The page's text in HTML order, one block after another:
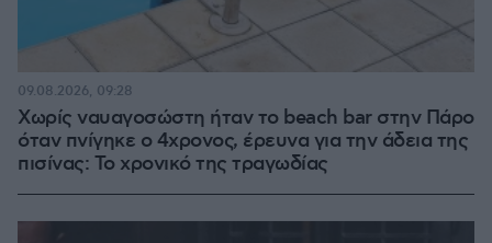
Χωρίς ναυαγοσώστη ήταν το beach bar στην Πάρο
όταν πνίγηκε ο 4χρονος, έρευνα για την άδεια της
πισίνας: Το χρονικό της τραγωδίας
09.08.2026, 09:28